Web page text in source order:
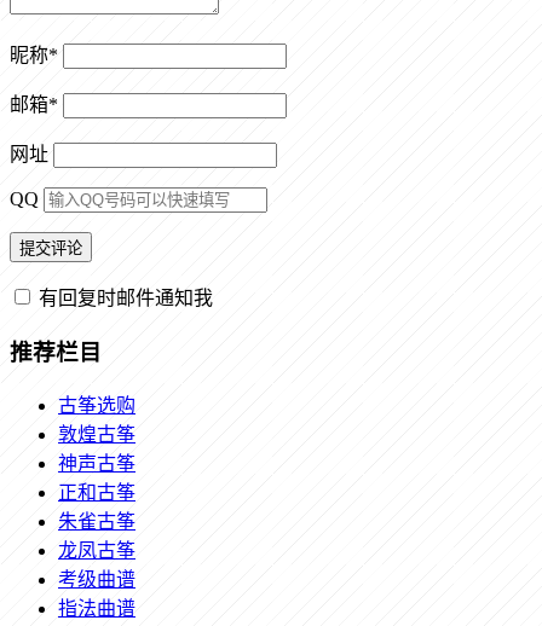
昵称*
邮箱*
网址
QQ
有回复时邮件通知我
推荐栏目
古筝选购
敦煌古筝
神声古筝
正和古筝
朱雀古筝
龙凤古筝
考级曲谱
指法曲谱